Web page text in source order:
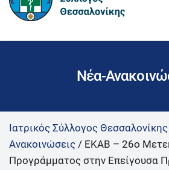
Νέα-
Ιατρικός Σύλλογος Θεσσαλονίκης
Ανακοινώσεις / ΕΚΑΒ – 26ο
Προγράμματος στην Επείγουσα